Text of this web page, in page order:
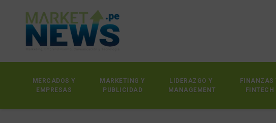
MERCADOS Y
EMPRESAS
MARKETING Y
PUBLICIDAD
LIDERAZGO Y
MANAGEMENT
FINANZAS
FINTECH